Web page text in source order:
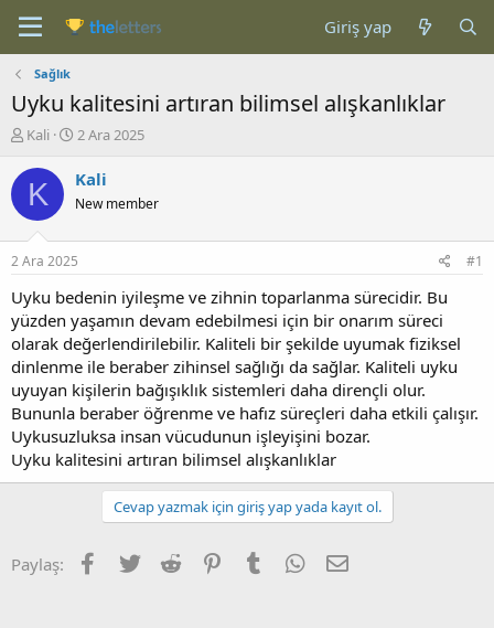
Giriş yap
Sağlık
Uyku kalitesini artıran bilimsel alışkanlıklar
K
n
b
u
u
b
a
ş
l
a
t
a
n
Kali
B
ş
a
g
ç
a
r
i
h
2 Ara 2025
K Kali
New member
2 Ara 2025 #1
Uyku bedenin iyileşme ve zihnin toparlanma sürecidir. Bu
yüzden yaşamın devam edebilmesi için bir onarım süreci
olarak değerlendirilebilir. Kaliteli bir şekilde uyumak fiziksel
dinlenme ile beraber zihinsel sağlığı da sağlar. Kaliteli uyku
uyuyan kişilerin bağışıklık sistemleri daha dirençli olur.
Bununla beraber öğrenme ve hafız süreçleri daha etkili çalışır.
Uykusuzluksa insan vücudunun işleyişini bozar.
Uyku kalitesini artıran bilimsel alışkanlıklar
Cevap yazmak için giriş yap yada kayıt ol.
Paylaş: Facebook
Twitter Reddit PinterestTumblr WhatsApp